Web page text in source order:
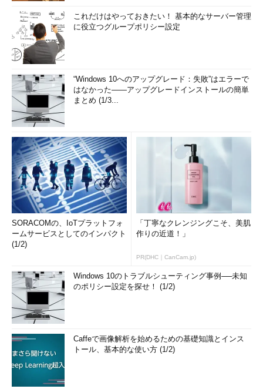
イセンス）ではなく、「RDS SAL」（サブスクライバーアクセス
ライセンス）でリモートデスクトップ接続することになります。
また、企業が独自にセッションベースの仮想デスクトップ環境
をクラウド上に構築することも可能です。マイクロソフトは
2014年1月にマイクロソフト製品使用権を改定し、RDS CALのク
ラウドでの使用が許可されました。このライセンスの改定につい
ては、前出の「仮想マシンライセンスのFAQ」で説明されていま
す。
なお、エンドユーザーが所有するWindowsデスクトップOS用
のVDIサーバーを、マルチテナントではない、顧客専用のホステ
ィング環境でハウジングするかたちでサービスプロバイダーが
VDI環境をサービスすることは許可されています。
“クラウドでVDIしない理由はコスト節約のため”という都市
伝説
“クラウドのVDIサービス”といえば「
など、いくつかサービスを目にしたことがあるかもしれません。
例えば、Amazon WorkSpacesは、Amazon Web Servicesのクラ
ウドにデスクトップ環境を簡単にプロビジョニングでき、
Windows 7エクスペリエンス環境を提供するサービスです。
Amazon WorkSpaces
この種のVDIサービスは、WindowsデスクトップOSをクラウド
にホストしているわけではありません。Windows 7エクスペリエ
これだけはやっておきたい！ 基本的なサーバー管理
に役立つグループポリシー設定
“Windows 10へのアップグレード：失敗”はエラーで
はなかった――アップグレードインストールの簡単
まとめ (1/3...
SORACOMの、IoTプラットフォ
ームサービスとしてのインパクト
(1/2)
「丁寧なクレンジングこそ、美肌
作りの近道！」
PR(DHC｜CanCam.jp)
Windows 10のトラブルシューティング事例──未知
のポリシー設定を探せ！ (1/2)
Caffeで画像解析を始めるための基礎知識とインス
トール、基本的な使い方 (1/2)